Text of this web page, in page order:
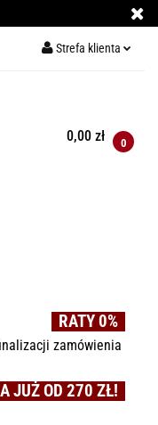
Strefa klienta
Dodaj zgłoszenie
0,00 zł 0
RATY 0%
zamówienia
JUŻ OD 270 ZŁ!